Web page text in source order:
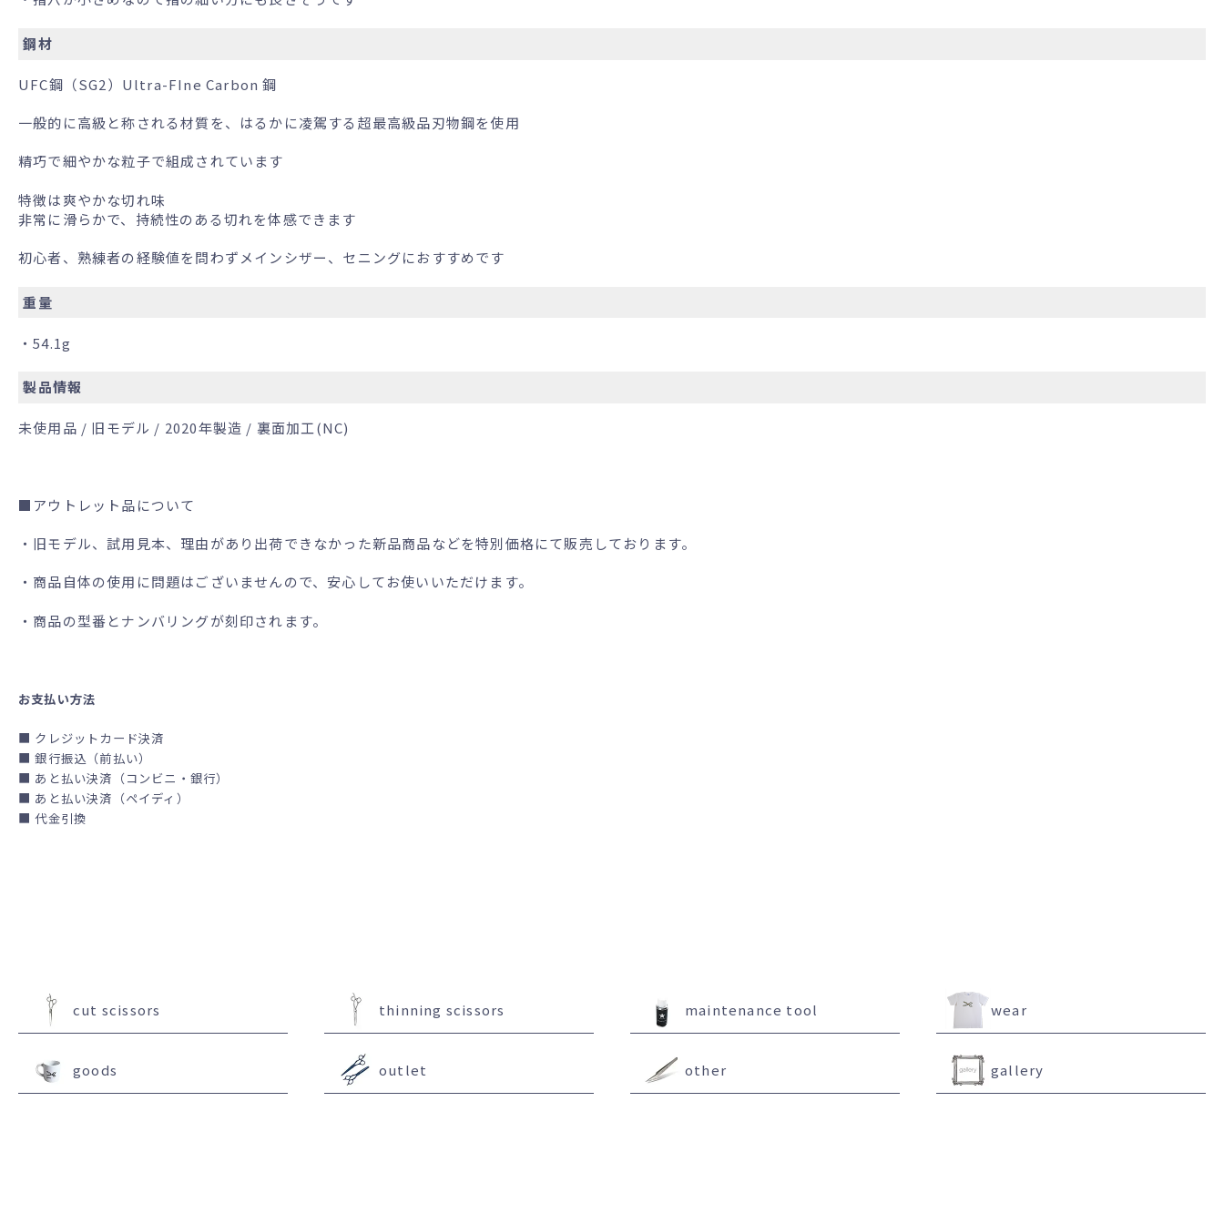
鋼材
UFC鋼（SG2）Ultra-FIne Carbon 鋼
一般的に高級と称される材質を、はるかに凌駕する超最高級品刃物鋼を使用
精巧で細やかな粒子で組成されています
特徴は爽やかな切れ味
非常に滑らかで、持続性のある切れを体感できます
初心者、熟練者の経験値を問わずメインシザー、セニングにおすすめです
重量
・54.1g
製品情報
未使用品 / 旧モデル / 2020年製造 / 裏面加工(NC)
■アウトレット品について
・旧モデル、試用見本、理由があり出荷できなかった新品商品などを特別価格にて販売しております。
・商品自体の使用に問題はございませんので、安心してお使いいただけます。
・商品の型番とナンバリングが刻印されます。
お支払い方法
■ クレジットカード決済
■ 銀行振込（前払い）
■ あと払い決済（コンビニ・銀行）
■ あと払い決済（ペイディ）
■ 代金引換
cut scissors thinning scissors maintenance tool wear
goods outlet other gallery